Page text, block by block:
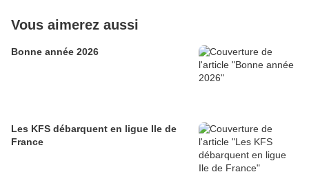
Vous aimerez aussi
Bonne année 2026
Les KFS débarquent en ligue Ile de
France